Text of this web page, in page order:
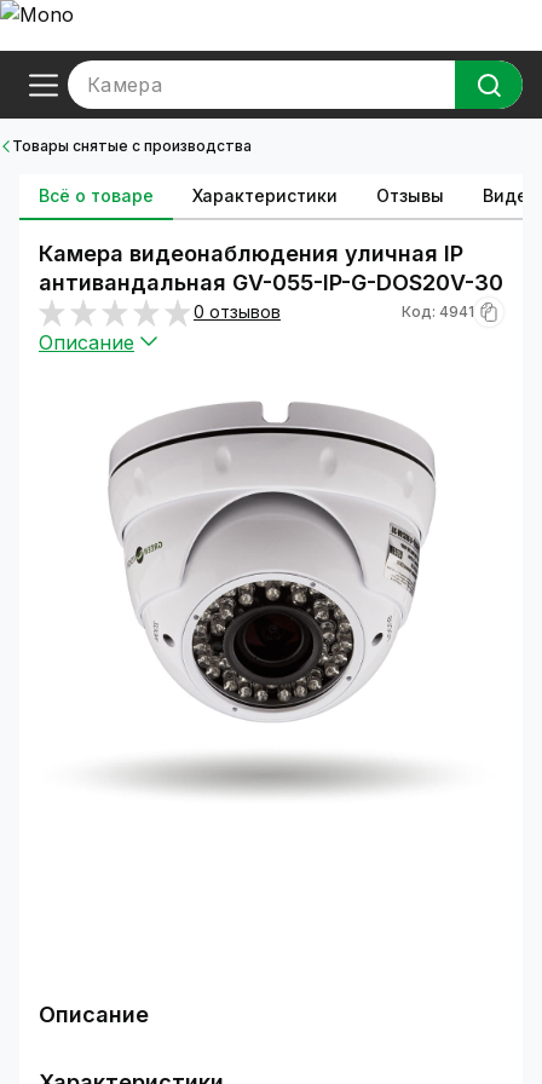
Камера
Товары снятые с производства
Всё о товаре Характеристики Отзывы Видео
Камера видеонаблюдения уличная IP
антивандальная GV-055-IP-G-DOS20V-30
0 отзывов Код: 4941
Описание
Описание
Принцип работы IP камеры видеонаблюдения